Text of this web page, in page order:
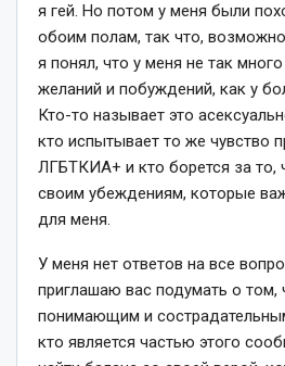
я гей. Но потом у меня были
обоим полам, так что,
я понял, что у меня не так
желаний и побуждений, как у
Кто-то называет это
кто испытывает то же чувство
ЛГБТКИА+ и кто борется за то,
своим убеждениям, которые
для меня.
У меня нет ответов на все
приглашаю вас подумать о
понимающим и
кто является частью этого